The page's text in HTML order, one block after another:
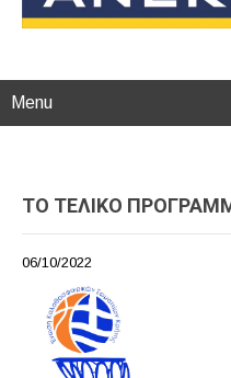
Menu
ΤΟ ΤΕΛΙΚΟ
06/10/2022